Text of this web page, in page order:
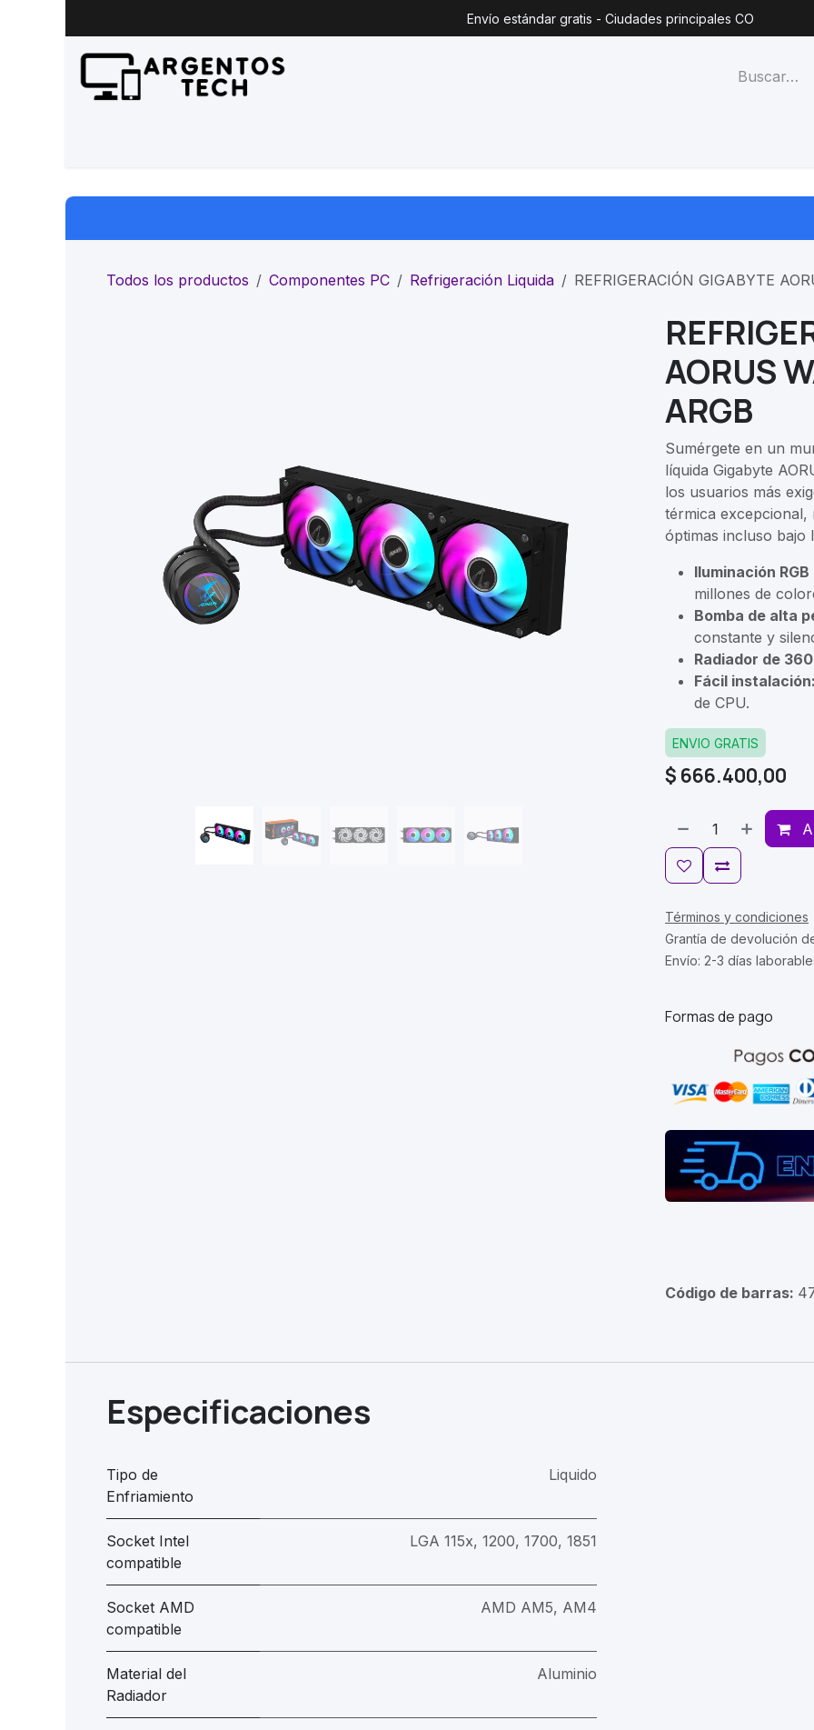
Envío estándar gratis - Ciudades principales CO
Todos los productos Componentes PC Refrigeración Liquida REFRIGERACIÓN GIGABYTE
AORUS
ARGB
Sumérgete en un
líquida Gigabyte
los usuarios más
térmica excepcional,
óptimas incluso bajo
Iluminación
millones de
Bomba de alta
constante y
Radiador de
Fácil instalación:
de CPU.
ENVIO GRATIS
$ 666.400,00
Términos y condiciones
Grantía de devolución
Envío: 2-3 días
Formas de pago
Código de barras:
Especificaciones
Tipo de
Enfriamiento
Liquido
Socket Intel
compatible
LGA 115x, 1200, 1700, 1851
Socket AMD
compatible
AMD AM5, AM4
Material del
Radiador
Aluminio